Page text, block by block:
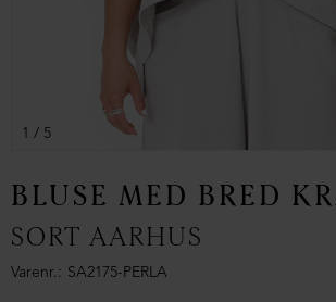
1 / 5
BLUSE MED BRED
SORT AARHUS
Varenr. SA2175-PERLA